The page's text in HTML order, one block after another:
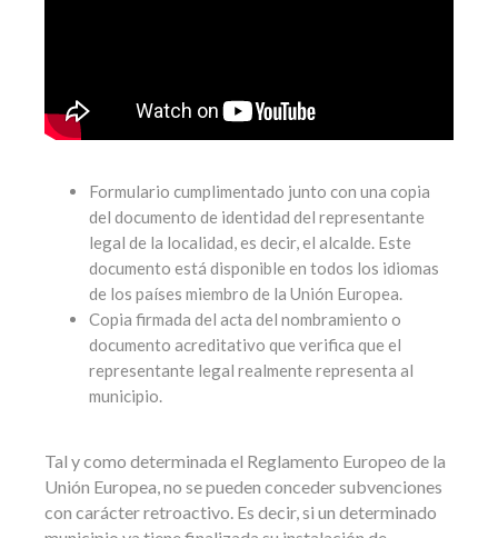
Formulario cumplimentado junto con una copia
del documento de identidad del representante
legal de la localidad, es decir, el alcalde. Este
documento está disponible en todos los idiomas
de los países miembro de la Unión Europea.
Copia firmada del acta del nombramiento o
documento acreditativo que verifica que el
representante legal realmente representa al
municipio.
Tal y como determinada el Reglamento Europeo de la
Unión Europea, no se pueden conceder subvenciones
con carácter retroactivo. Es decir, si un determinado